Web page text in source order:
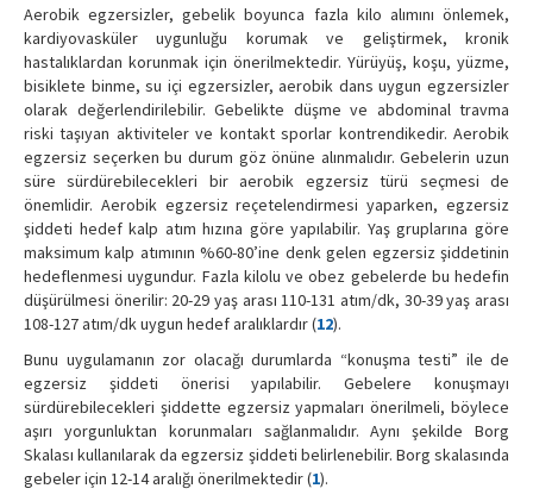
Aerobik egzersizler, gebelik boyunca fazla kilo alımını önlemek,
kardiyovasküler uygunluğu korumak ve geliştirmek, kronik
hastalıklardan korunmak için önerilmektedir. Yürüyüş, koşu, yüzme,
bisiklete binme, su içi egzersizler, aerobik dans uygun egzersizler
olarak değerlendirilebilir. Gebelikte düşme ve abdominal travma
riski taşıyan aktiviteler ve kontakt sporlar kontrendikedir. Aerobik
egzersiz seçerken bu durum göz önüne alınmalıdır. Gebelerin uzun
süre sürdürebilecekleri bir aerobik egzersiz türü seçmesi de
önemlidir. Aerobik egzersiz reçetelendirmesi yaparken, egzersiz
şiddeti hedef kalp atım hızına göre yapılabilir. Yaş gruplarına göre
maksimum kalp atımının %60-80’ine denk gelen egzersiz şiddetinin
hedeflenmesi uygundur. Fazla kilolu ve obez gebelerde bu hedefin
düşürülmesi önerilir: 20-29 yaş arası 110-131 atım/dk, 30-39 yaş arası
108-127 atım/dk uygun hedef aralıklardır (12).
Bunu uygulamanın zor olacağı durumlarda “konuşma testi” ile de
egzersiz şiddeti önerisi yapılabilir. Gebelere konuşmayı
sürdürebilecekleri şiddette egzersiz yapmaları önerilmeli, böylece
aşırı yorgunluktan korunmaları sağlanmalıdır. Aynı şekilde Borg
Skalası kullanılarak da egzersiz şiddeti belirlenebilir. Borg skalasında
gebeler için 12-14 aralığı önerilmektedir (1).